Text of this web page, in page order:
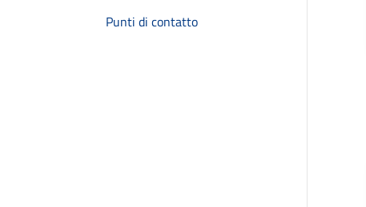
Punti di contatto